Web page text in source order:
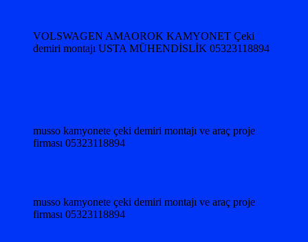
VOLSWAGEN AMAOROK KAMYONET Çeki
demiri montajı USTA MÜHENDİSLİK 05323118894
musso kamyonete çeki demiri montajı ve araç proje
firması 05323118894
musso kamyonete çeki demiri montajı ve araç proje
firması 05323118894